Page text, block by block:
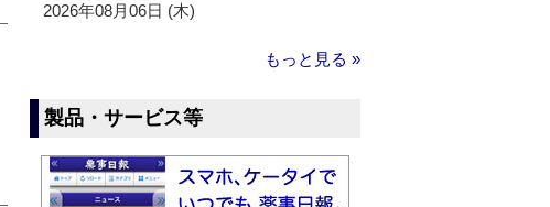
2026年08月06日 (木)
もっと見る »
製品・サービス等